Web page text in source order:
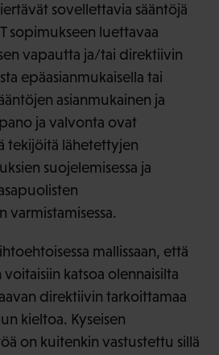
sovellettavia sääntöjä
sopimukseen luettavaa
vapautta ja/tai direktiivin
epäasianmukaisella tai
asianmukainen ja
ja valvonta ovat
tekijöitä lähetettyjen
suojelemisessa ja
mallissaan, että
katsoa olennaisilta
direktiivin tarkoittamaa
kieltoa. Kyseisen
on kuitenkin vastustettu sillä